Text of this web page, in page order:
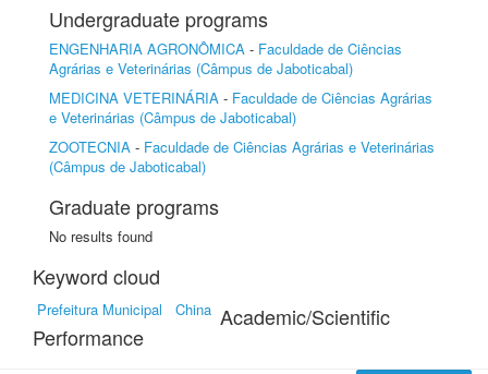
Undergraduate programs
ENGENHARIA AGRONÔMICA - Faculdade de Ciências
Agrárias e Veterinárias (Câmpus de Jaboticabal)
MEDICINA VETERINÁRIA - Faculdade de Ciências Agrárias
e Veterinárias (Câmpus de Jaboticabal)
ZOOTECNIA - Faculdade de Ciências Agrárias e Veterinárias
(Câmpus de Jaboticabal)
Graduate programs
No results found
Keyword cloud
Prefeitura Municipal China Academic/Scientific
Performance